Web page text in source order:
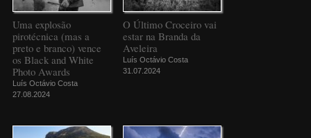
Uma explosão
pirotécnica (mas a
preto e branco) vence
os Black and White
Photo Awards
Luís Octávio Costa
27.08.2024
O Último Croceiro vai
estar na Branda da
Aveleira
Luís Octávio Costa
31.07.2024